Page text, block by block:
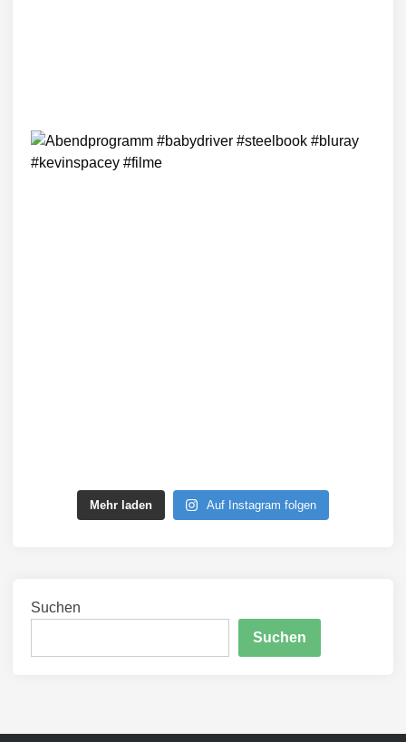
Mehr laden Auf Instagram folgen
Suchen
Suchen